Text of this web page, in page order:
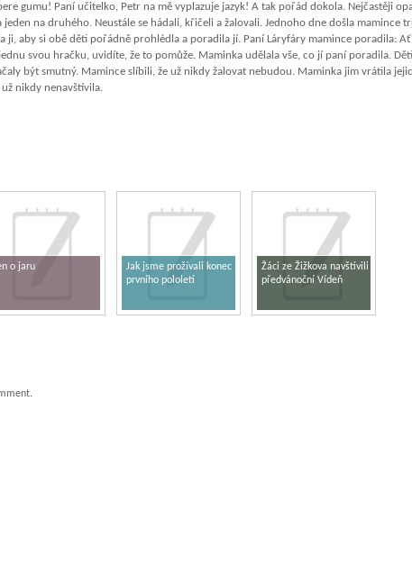
gumu! Paní učitelko, Petr na mě vyplazuje jazyk! A tak pořád dokola. Nejčastěji
na druhého. Neustále se hádali, křičeli a žalovali. Jednoho dne došla mamince
ji, aby si obě děti pořádně prohlédla a poradila jí. Paní Láryfáry mamince poradila:
svou hračku, uvidíte, že to pomůže. Maminka udělala vše, co jí paní poradila.
být smutný. Mamince slíbili, že už nikdy žalovat nebudou. Maminka jim vrátila
nikdy nenavštívila.
o jaru
Jak jsme prožívali konec
prvního pololetí
Žáci ze Žižkova navštívili
předvánoční Vídeň